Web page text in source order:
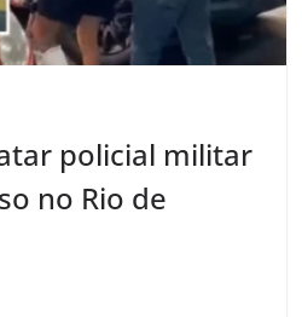
policial militar
no Rio de